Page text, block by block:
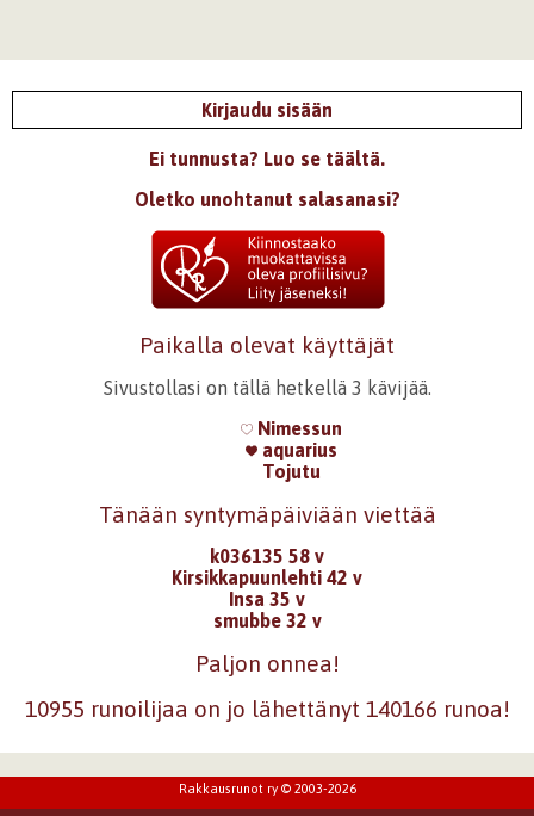
Kirjaudu sisään
Ei tunnusta? Luo se täältä.
Oletko unohtanut salasanasi?
Paikalla olevat käyttäjät
Sivustollasi on tällä hetkellä 3 kävijää.
Nimessun
aquarius
Tojutu
Tänään syntymäpäiviään viettää
k036135 58 v
Kirsikkapuunlehti 42 v
Insa 35 v
smubbe 32 v
Paljon onnea!
10955 runoilijaa on jo lähettänyt 140166 runoa!
Rakkausrunot ry © 2003-2026